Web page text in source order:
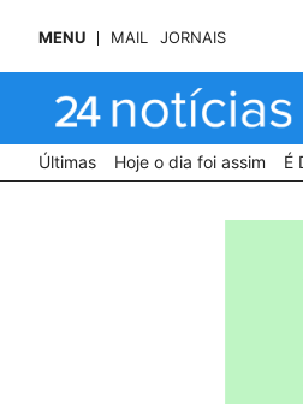
MENU MAIL JORNAIS
Últimas Hoje o dia foi assim É